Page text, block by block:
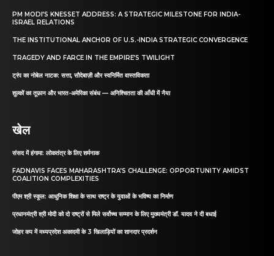
PM MODI’S KNESSET ADDRESS: A STRATEGIC MILESTONE FOR INDIA-
ISRAEL RELATIONS
THE INSTITUTIONAL ANCHOR OF U.S.-INDIA STRATEGIC CONVERGENCE
TRAGEDY AND FARCE IN THE EMPIRE’S TWILIGHT
ट्रंप का नोबेल नाटक: सत्ता, सौदेबाज़ी और स्वनिर्मित वास्तविकता
शुल्कों का तूफ़ान और भारत-अमेरिका संबंध — अनिश्चितता की आँधी में नैया
खेल
संसद में हंगामा: लोकतंत्र के लिए शर्मनाक
FADNAVIS FACES MAHARASHTRA’S CHALLENGE: OPPORTUNITY AMIDST
COALITION COMPLEXITIES
पीएम श्री स्कूल: आधुनिक शिक्षा के साथ राष्ट्र के युवाओं के भविष्य का निर्माण
प्रधानमंत्री श्री मोदी को दो राष्ट्रों से मिले सर्वोच्च सम्मान के लिए मुख्यमंत्री डॉ. यादव ने दी बधाई
जोहर कप में मध्यप्रदेश अकादमी के 3 खिलाड़ियों का शानदार प्रदर्शन